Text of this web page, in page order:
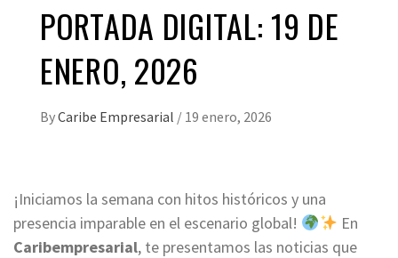
PORTADA DIGITAL: 19 DE
ENERO, 2026
ByCaribe Empresarial / 19 enero, 2026
¡Iniciamos la semana con hitos históricos y una
presencia imparable en el escenario global!
En
Caribempresarial, te presentamos las noticias que